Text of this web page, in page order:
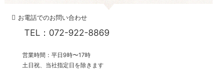
お電話でのお問い合わせ
TEL：072-922-8869
営業時間：平日9時〜17時
土日祝、当社指定日を除きます